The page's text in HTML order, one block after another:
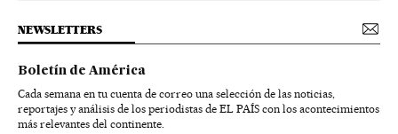
NEWSLETTERS
Boletín de América
Cada semana en tu cuenta de correo una selección de las noticias,
reportajes y análisis de los periodistas de EL PAÍS con los acontecimientos
más relevantes del continente.